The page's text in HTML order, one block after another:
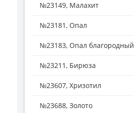
№23149, Малахит
№23181, Опал
№23183, Опал благородный
№23211, Бирюза
№23607, Хризотил
№23688, Золото